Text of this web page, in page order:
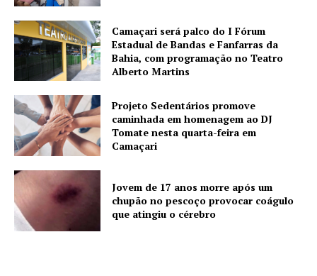
Camaçari será palco do I Fórum
Estadual de Bandas e Fanfarras da
Bahia, com programação no Teatro
Alberto Martins
Projeto Sedentários promove
caminhada em homenagem ao DJ
Tomate nesta quarta-feira em
Camaçari
Jovem de 17 anos morre após um
chupão no pescoço provocar coágulo
que atingiu o cérebro